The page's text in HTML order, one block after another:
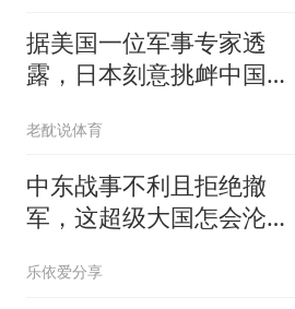
据美国一位军事专家透
露，日本刻意挑衅中国，
老酖说体育
中东战事不利且拒绝撤
军，这超级大国怎会沦为
乐依爱分享